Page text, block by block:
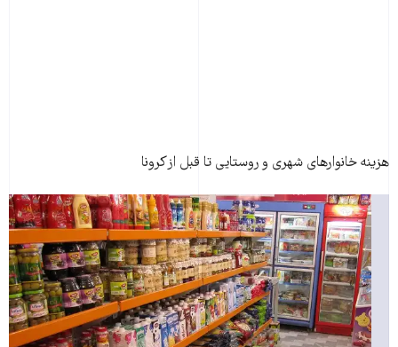
هزینه خانوارهای شهری و روستایی تا قبل از کرونا